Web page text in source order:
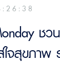
ชว
ใจสุขภาพ